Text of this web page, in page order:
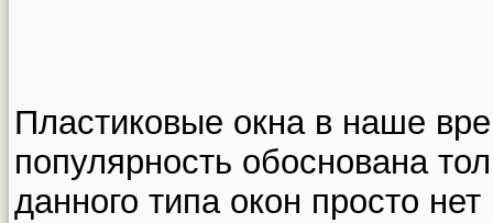
Пластиковые окна в наше
популярность обоснована
данного типа окон просто нет